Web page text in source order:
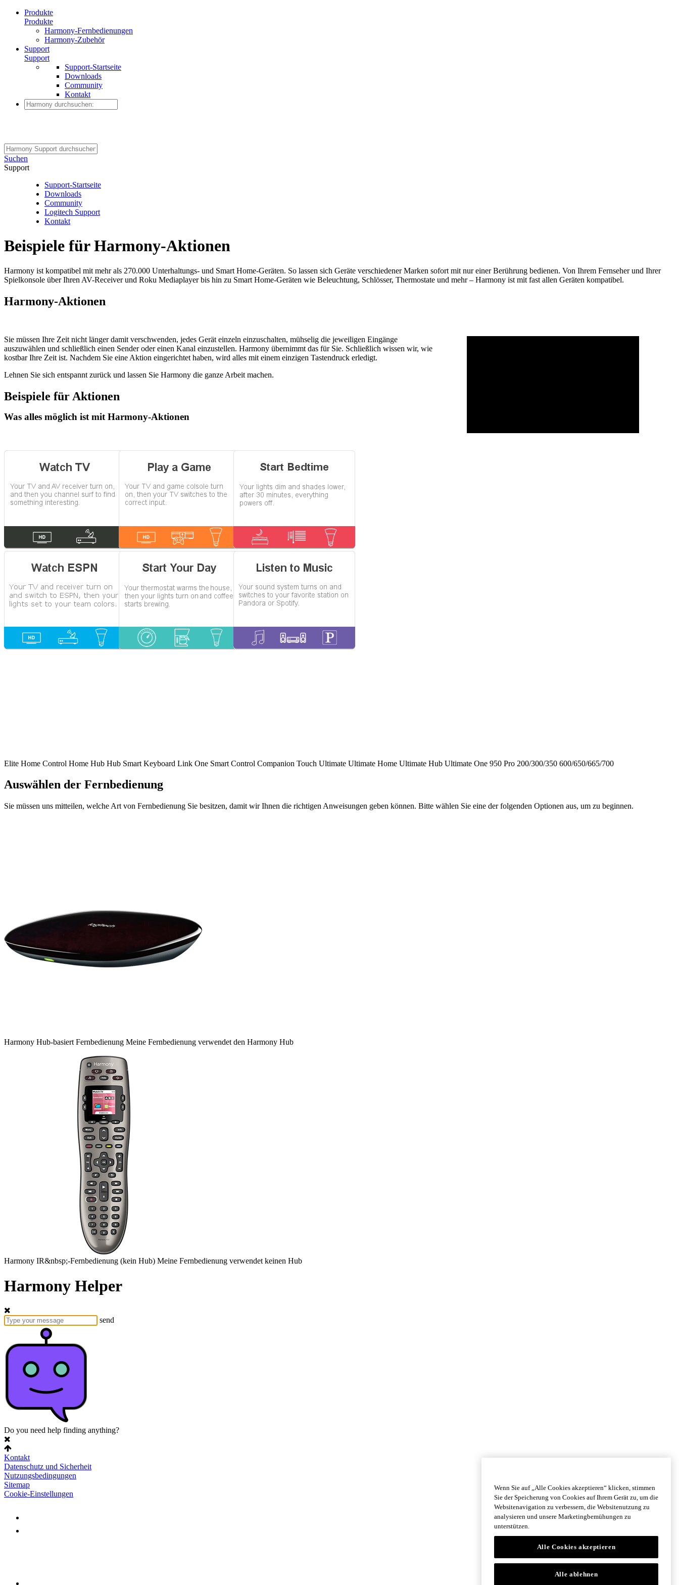
Produkte
Produkte
Harmony-Fernbedienungen
Harmony-Zubehör
Support
Support
Support-Startseite
Downloads
Community
Kontakt
Suchen
Support
Support-Startseite
Downloads
Community
Logitech Support
Kontakt
Beispiele für Harmony-Aktionen
Harmony ist kompatibel mit mehr als 270.000 Unterhaltungs- und Smart Home-Geräten. So lassen sich Geräte verschiedener Marken sofort mit nur einer Berührung bedienen. Von Ihrem Fernseher und Ihrer
Spielkonsole über Ihren AV-Receiver und Roku Mediaplayer bis hin zu Smart Home-Geräten wie Beleuchtung, Schlösser, Thermostate und mehr – Harmony ist mit fast allen Geräten kompatibel.
Harmony-Aktionen
Sie müssen Ihre Zeit nicht länger damit verschwenden, jedes Gerät einzeln einzuschalten, mühselig die jeweiligen Eingänge
auszuwählen und schließlich einen Sender oder einen Kanal einzustellen. Harmony übernimmt das für Sie. Schließlich wissen wir, wie
kostbar Ihre Zeit ist. Nachdem Sie eine Aktion eingerichtet haben, wird alles mit einem einzigen Tastendruck erledigt.
Lehnen Sie sich entspannt zurück und lassen Sie Harmony die ganze Arbeit machen.
Beispiele für Aktionen
Was alles möglich ist mit Harmony-Aktionen
Elite Home Control Home Hub Hub Smart Keyboard Link One Smart Control Companion Touch Ultimate Ultimate Home Ultimate Hub Ultimate One 950 Pro 200/300/350 600/650/665/700
Auswählen der Fernbedienung
Sie müssen uns mitteilen, welche Art von Fernbedienung Sie besitzen, damit wir Ihnen die richtigen Anweisungen geben können. Bitte wählen Sie eine der folgenden Optionen aus, um zu beginnen.
Harmony Hub-basiert Fernbedienung Meine Fernbedienung verwendet den Harmony Hub
Harmony IR&nbsp;-Fernbedienung (kein Hub) Meine Fernbedienung verwendet keinen Hub
Harmony Helper
send
Do you need help finding anything?
Kontakt
Datenschutz und Sicherheit
Nutzungsbedingungen
Sitemap
Cookie-Einstellungen
Wenn Sie auf „Alle Cookies akzeptieren“ klicken, stimmen
Sie der Speicherung von Cookies auf Ihrem Gerät zu, um die
Websitenavigation zu verbessern, die Websitenutzung zu
analysieren und unsere Marketingbemühungen zu
unterstützen.
Alle Cookies akzeptieren
Alle ablehnen